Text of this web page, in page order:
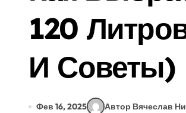
Гидроизоляция
Душевая Кабина Для
Обогрев Бытовки
Электроинструмент
120
И Советы)
Фев 16, 2025 Автор Вячеслав